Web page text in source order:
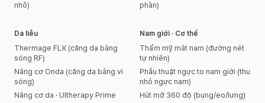
nhô)
phần)
Da liễu
Thermage FLX (căng da bằng
sóng RF)
Nâng cơ Onda (căng da bằng vi
sóng)
Nâng cơ da · Ultherapy Prime
Nam giới · Cơ thể
Thẩm mỹ mắt nam (đường nét
tự nhiên)
Phẫu thuật ngực to nam giới (thu
nhỏ ngực nam)
Hút mỡ 360 độ (bụng/eo/lưng)